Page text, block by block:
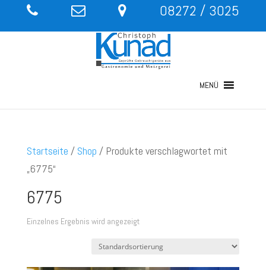
08272 / 3025
MENÜ
Startseite / Shop / Produkte verschlagwortet mit
„6775“
6775
Einzelnes Ergebnis wird angezeigt